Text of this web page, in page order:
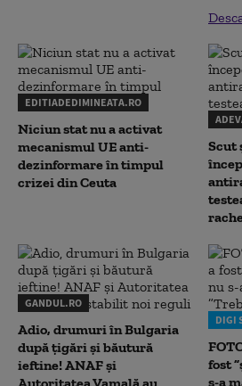
EDITIADEDIMINEATA.RO
Niciun stat nu a activat
mecanismul UE anti-
dezinformare în timpul
crizei din Ceuta
Scut
GANDUL.RO
Adio, drumuri în Bulgaria
după țigări și băutură
ieftine! ANAF și
Autoritatea Vamală au
DIGI
fost
s-a